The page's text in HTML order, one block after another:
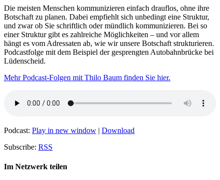
Die meisten Menschen kommunizieren einfach drauflos, ohne ihre
Botschaft zu planen. Dabei empfiehlt sich unbedingt eine Struktur,
und zwar ob Sie schriftlich oder mündlich kommunizieren. Bei so
einer Struktur gibt es zahlreiche Möglichkeiten – und vor allem
hängt es vom Adressaten ab, wie wir unsere Botschaft strukturieren.
Podcastfolge mit dem Beispiel der gesprengten Autobahnbrücke bei
Lüdenscheid.
Mehr Podcast-Folgen mit Thilo Baum finden Sie hier.
Podcast: Play in new window | Download
Subscribe: RSS
Im Netzwerk teilen